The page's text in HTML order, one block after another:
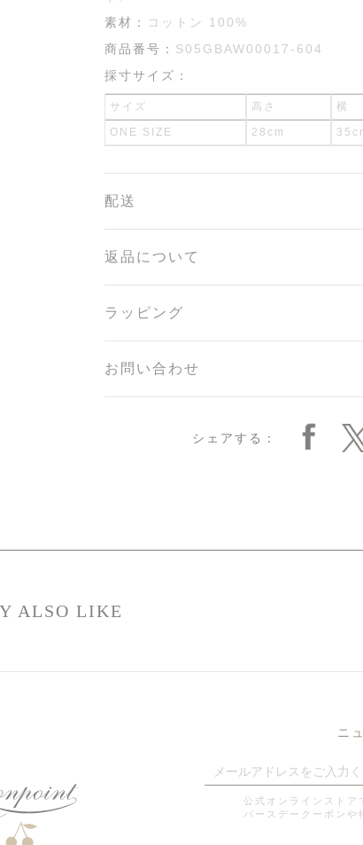
素材：
コットン 100%
商品番号： S05GBAW00017-604
採寸サイズ：
サイズ 高さ 横
ONE SIZE 28cm
配送
返品について
ラッピング
お問い合わせ
シェアする：
ALSO LIKE
ニ
公式オンラインストア
バースデークーポンや